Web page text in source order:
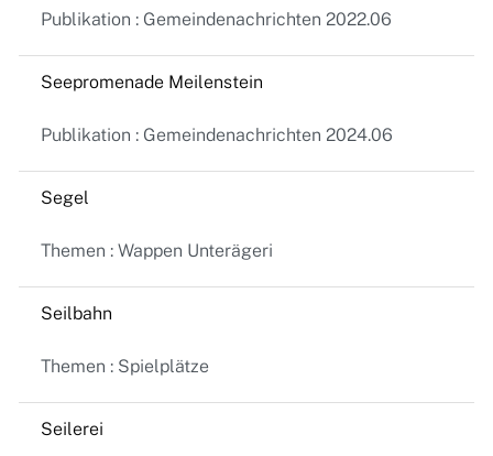
Publikation : Gemeindenachrichten 2022.06
Seepromenade Meilenstein
Publikation : Gemeindenachrichten 2024.06
Segel
Themen : Wappen Unterägeri
Seilbahn
Themen : Spielplätze
Seilerei